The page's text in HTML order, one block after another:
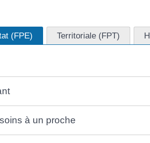
(FPE) Territoriale (FPT)
à un proche